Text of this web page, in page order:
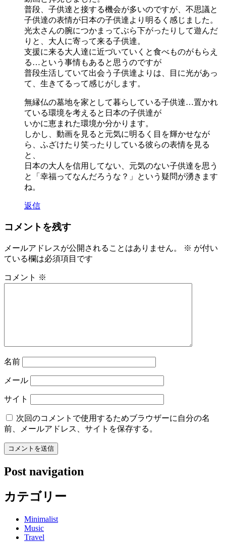
普段、子供達と接する機会が多いのですが、不思議と
子供達の表情が日本の子供達より明るく感じました。
光太さんの腕につかまってぶら下がったりして遊んだ
りと、大人に寄って来る子供達。
支援に来る大人達に近づいていくと食べものがもらえ
る…という事情もあると思うのですが
普段生活していて出会う子供達よりは、目に光があっ
て、生きてるって感じがします。
無縁仏の墓地を家として暮らしている子供達…置かれ
ている環境を考えると日本の子供達が
いかに恵まれた環境か分かります。
しかし、動画を見ると元気に明るく目を輝かせなが
ら、ふざけたり笑ったりしている彼らの表情を見る
と、
日本の大人を信用してない、元気のない子供達を思う
と「幸福ってなんだろうな？」という疑問が湧きます
ね。
返信
コメントを残す
メールアドレスが公開されることはありません。 ※ が付い
ている欄は必須項目です
コメント ※
名前
メール
サイト
次回のコメントで使用するためブラウザーに自分の名
前、メールアドレス、サイトを保存する。
Post navigation
カテゴリー
Minimalist
Music
Travel